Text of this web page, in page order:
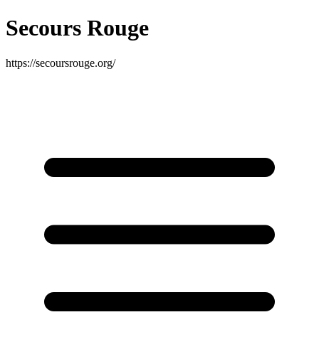
Secours Rouge
https://secoursrouge.org/